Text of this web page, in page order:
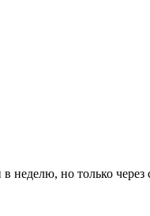
но только через